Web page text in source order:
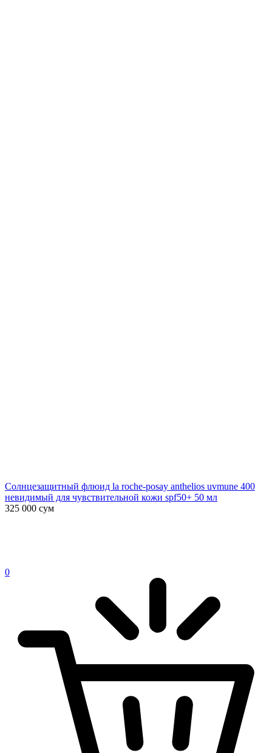
Солнцезащитный флюид la roche-posay anthelios uvmune 400
невидимый для чувствительной кожи spf50+ 50 мл
325 000 сум
0